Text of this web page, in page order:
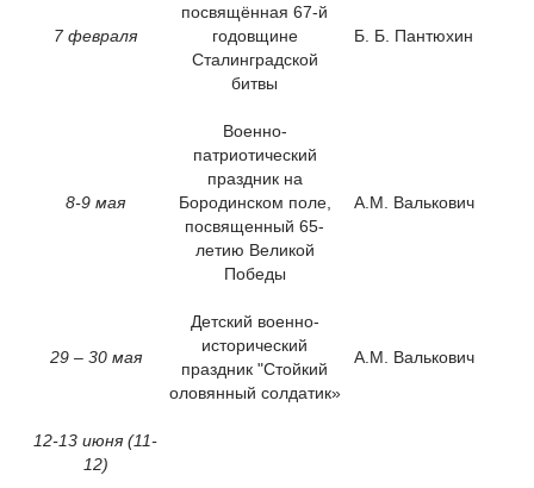
7 февраля
посвящённая 67-й
годовщине
Сталинградской
битвы
Б. Б. Пантюхин
8-9 мая
Военно-
патриотический
праздник на
Бородинском поле,
посвященный 65-
летию Великой
Победы
А.М. Валькович
29 – 30 мая
Детский военно-
исторический
праздник "Стойкий
оловянный солдатик»
А.М. Валькович
12-13 июня (11-
12)